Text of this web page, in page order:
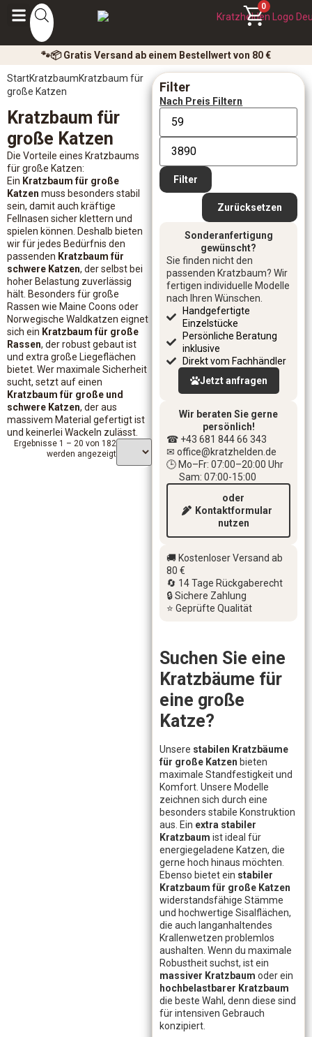
0
🐾📦 Gratis Versand ab einem Bestellwert von 80 €
Filter
Nach Preis Filtern
Filter
Zurücksetzen
Sonderanfertigung
gewünscht?
Sie finden nicht den
passenden Kratzbaum? Wir
fertigen individuelle Modelle
nach Ihren Wünschen.
Handgefertigte
Einzelstücke
Persönliche Beratung
inklusive
Direkt vom Fachhändler
Jetzt anfragen
Wir beraten Sie gerne
persönlich!
☎ +43 681 844 66 343
✉ office@kratzhelden.de
🕒 Mo–Fr: 07:00–20:00 Uhr
Sam: 07:00-15:00
oder
Kontaktformular
nutzen
🚚 Kostenloser Versand ab
80 €
🔄 14 Tage Rückgaberecht
🔒 Sichere Zahlung
⭐ Geprüfte Qualität
Suchen Sie eine
Kratzbäume für
eine große
Katze?
Unsere stabilen Kratzbäume
für große Katzen bieten
maximale Standfestigkeit und
Komfort. Unsere Modelle
zeichnen sich durch eine
besonders stabile Konstruktion
aus. Ein extra stabiler
Kratzbaum ist ideal für
energiegeladene Katzen, die
gerne hoch hinaus möchten.
Ebenso bietet ein stabiler
Kratzbaum für große Katzen
widerstandsfähige Stämme
und hochwertige Sisalflächen,
die auch langanhaltendes
Krallenwetzen problemlos
aushalten. Wenn du maximale
Robustheit suchst, ist ein
massiver Kratzbaum oder ein
hochbelastbarer Kratzbaum
die beste Wahl, denn diese sind
für intensiven Gebrauch
konzipiert.
StartKratzbaumKratzbaum für
große Katzen
Kratzbaum für
große Katzen
Die Vorteile eines Kratzbaums
für große Katzen:
Ein Kratzbaum für große
Katzen muss besonders stabil
sein, damit auch kräftige
Fellnasen sicher klettern und
spielen können. Deshalb bieten
wir für jedes Bedürfnis den
passenden Kratzbaum für
schwere Katzen, der selbst bei
hoher Belastung zuverlässig
hält. Besonders für große
Rassen wie Maine Coons oder
Norwegische Waldkatzen eignet
sich ein Kratzbaum für große
Rassen, der robust gebaut ist
und extra große Liegeflächen
bietet. Wer maximale Sicherheit
sucht, setzt auf einen
Kratzbaum für große und
schwere Katzen, der aus
massivem Material gefertigt ist
und keinerlei Wackeln zulässt.
Ergebnisse 1 – 20 von 182
werden angezeigt